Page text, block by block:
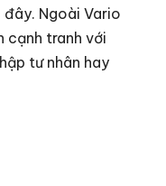
Ngoài Vario
cạnh tranh với
tư nhân hay